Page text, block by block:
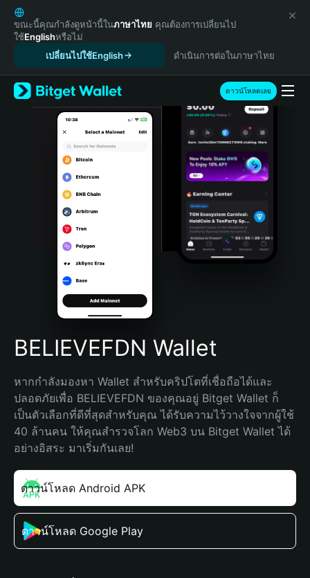
English
日本語
Tiếng Việt
Español (Latinoamérica)
Türkçe
Italiano
Português (Portugal)
Bahasa Indonesia
Português (Brasil)
Español (Argentina)
ขณะนี้คุณกำลังดูหน้านี้ในภาษาไทย คุณต้องการเปลี่ยนไป
ใช้Englishหรือไม่
เปลี่ยนไปใช้English
ดำเนินการต่อในภาษาไทย
ดาวน์โหลดเลย
BELIEVEFDN Wallet
หากกำลังมองหา Wallet สำหรับคริปโตที่เชื่อถือได้และ
ปลอดภัยเพื่อ BELIEVEFDN ของคุณอยู่ Bitget Wallet ก็
เป็นตัวเลือกที่ดีที่สุดสำหรับคุณ ได้รับความไว้วางใจจากผู้ใช้
40 ล้านคน ให้คุณสำรวจโลก Web3 บน Bitget Wallet ได้
อย่างอิสระ มาเริ่มกันเลย!
ดาวน์โหลด Android APK
ดาวน์โหลด Google Play